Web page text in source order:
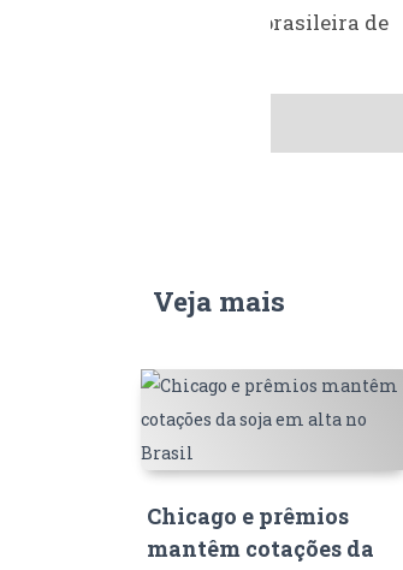
Exportação brasileira de
Veja mais
Chicago e prêmios
mantêm cotações da